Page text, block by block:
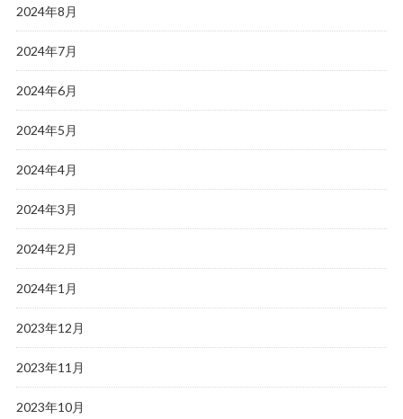
2024年8月
2024年7月
2024年6月
2024年5月
2024年4月
2024年3月
2024年2月
2024年1月
2023年12月
2023年11月
2023年10月